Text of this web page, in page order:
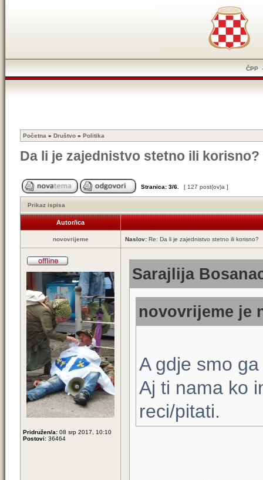
ČPP
Početna » Društvo » Politika
Da li je zajednistvo stetno ili korisno?
Stranica: 3/6 [ 127 post(ov)a ]
Prikaz ispisa
Autor/ica
novovrijeme Naslov: Re: Da li je zajednistvo stetno ili korisno?
Pridružen/a: 08 srp 2017, 10:10
Postovi: 36464
Sarajlija
novovrijeme je
A gdje smo
Aj ti nama ko
reci/pitati.